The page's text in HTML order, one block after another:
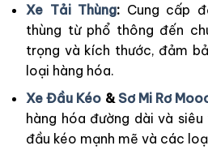
Xe Tải Thùng: Cung cấp
thùng từ phổ thông đến
trọng và kích thước, đảm
loại hàng hóa.
Xe Đầu Kéo &Sơ Mi Rơ
hàng hóa đường dài và
đầu kéo mạnh mẽ và các